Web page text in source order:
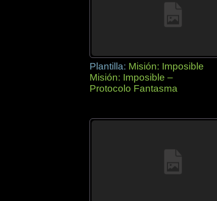
Plantilla: Misión: Imposible
Misión: Imposible –
Protocolo Fantasma